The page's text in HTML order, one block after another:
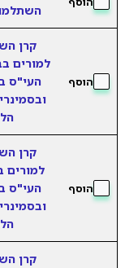
הוסף
קרן
למורים
העי"ס
הוסף
קרן
למורים
העי"ס
קרן